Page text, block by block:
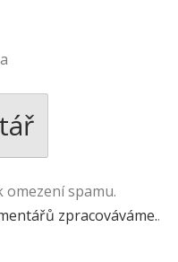
spamu.
zpracováváme..